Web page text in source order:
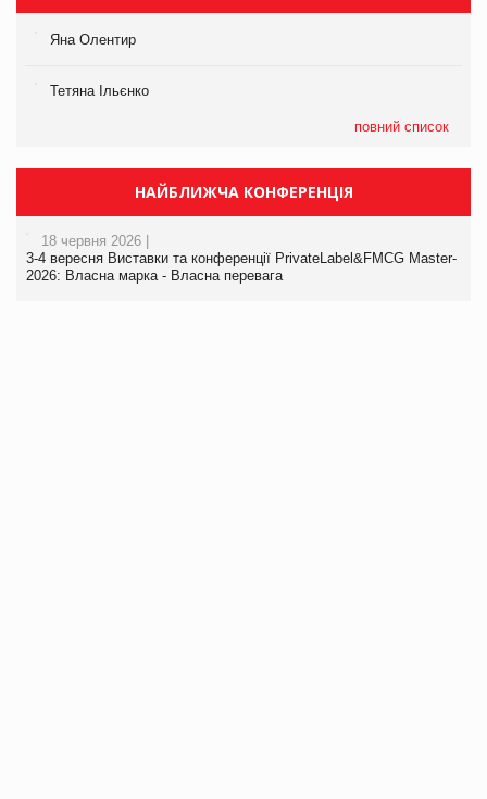
Яна Олентир
Тетяна Ільєнко
повний список
НАЙБЛИЖЧА КОНФЕРЕНЦІЯ
18 червня 2026 |
3-4 вересня Виставки та конференції PrivateLabel&FMCG Master-
2026: Власна марка - Власна перевага